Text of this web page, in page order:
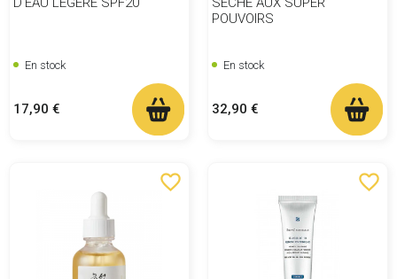
En stock
Prix
17,90 €
POUVOIRS
En stock
Prix
32,90 €
favorite_border favorite_border